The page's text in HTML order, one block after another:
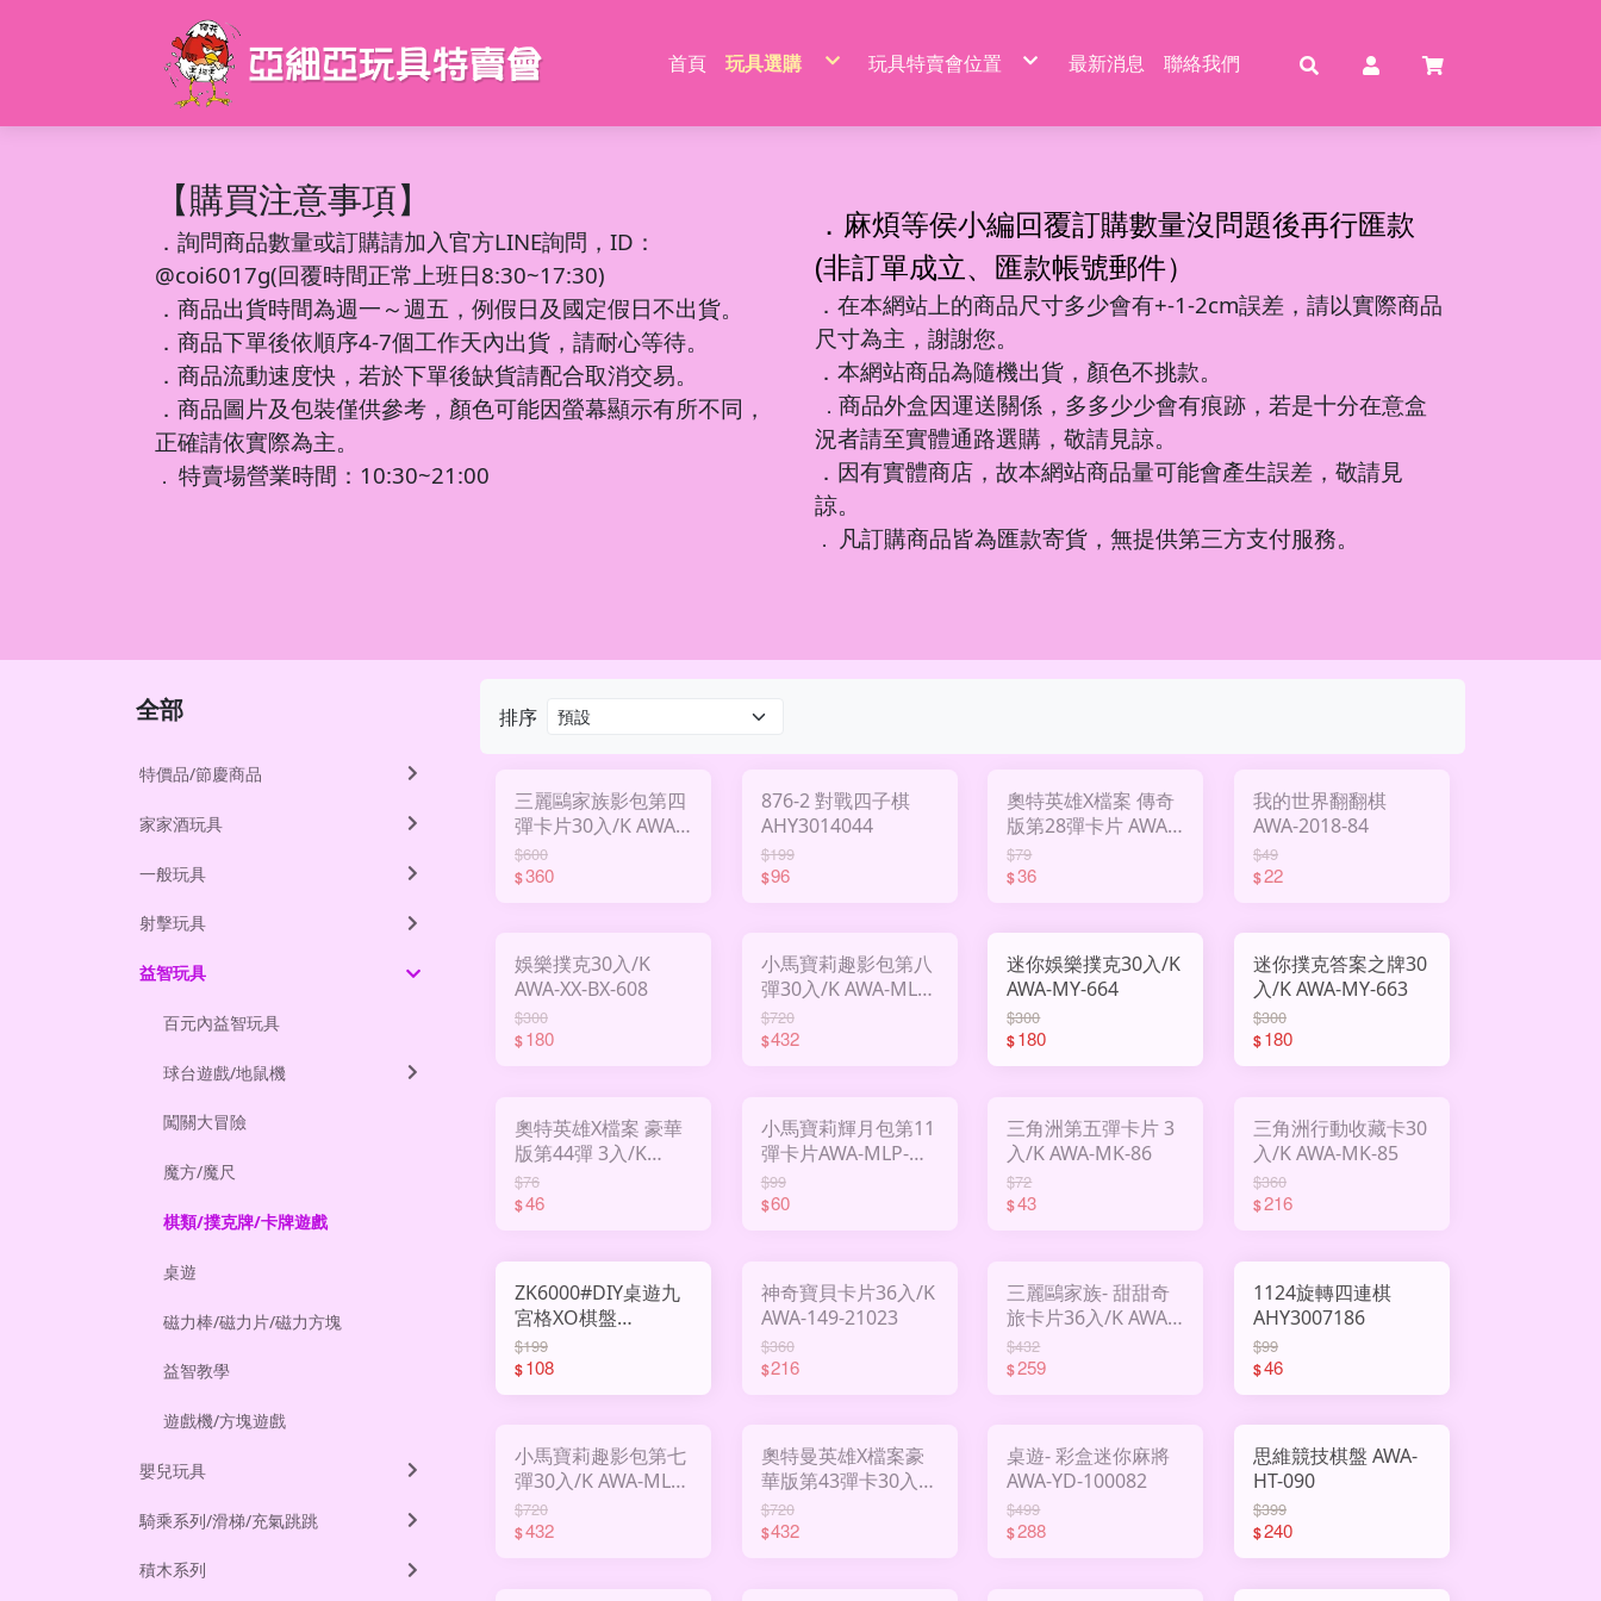
首頁 玩具選購
吊排/紙卡
包K/PVC袋
萬聖/聖誕
節慶商品
餐具/廚具/仿真食物
切切樂/仿真食物
餐具/廚具
收銀機/超市購物
森林家族
娃娃/芭比娃娃
梳妝/化妝/飾品
DIY飾品/配件/魔法棒
化妝台/梳妝台
清掃/衛浴玩具/家電
城堡/別墅/房屋
吹泡泡玩具
泡泡機
沙灘玩具
互動/戶外/運動類/對戰/競技
互動/戶外玩具
車/飛機玩具
消防系列
停車場/軌道車
多美小汽車
模型/合金車
釣釣樂/捏捏樂
迷你特工/恐龍特工/動畫
彩泥/史萊姆
帳篷/球/氣球
帳篷
彈力球/充氣球
音樂玩具
電話造型
恐龍系列
恐龍蛋
銅板價玩具
中華超人/布魯可/假面
驚喜盒/盲盒/洞洞樂/考古
認知模型
射擊玩具
軟彈槍
水槍
聲光槍
弓箭
水彈槍
飛鏢/鏢靶
百元內益智玩具
球台遊戲/地鼠機
魔方/魔尺
棋類/撲克牌/卡牌遊戲
桌遊
益智教學
遊戲機/方塊遊戲
多面遊戲盒
搖鈴/床鈴
學步車/搖椅
洗澡玩具
嬰兒學習用品
電動童車/摩托車
滑行車/助步車
三輪車/扭扭車
溜滑梯/充氣跳跳/搖搖馬
益智積木
軌道滾珠積木/螺絲釘積木
大顆粒主題積木
軍事/太空積木
陸軍
太空/星際積木
摩托車積木
警察/民航系列
主題積木
海盜/中古系列
泰迪/暴力/可愛熊
街景積木
日式街景植物造型
歷史/三國/水滸傳
積木桌/底板
文具用品類
學習用品
削筆器
修正系列
DIY勞作/手作
著色本/沙畫
貼紙/安靜書
咕卡/火漆/奶油膠
螢光筆/馬克筆
鉛筆/自動鉛筆
圓珠筆
紙類/本
線圈本
鎖本/密碼本
素描本/畫圖本
套裝組
遙控車
遙控動物/昆蟲
廚房用品
洗碗布/菜瓜布
風扇/電扇
泡澡球/沐浴球
鑰匙扣/掛件/擺件
玩具特賣會位置
台中南屯玩具批發特賣
最新消息 聯絡我們
【購買注意事項】
． 詢問商品數量或訂購請加入官方LINE詢問，ID：
@coi6017g(回覆時間正常上班日8:30~17:30)
．商品出貨時間為週一～週五，例假日及國定假日不出貨。
．商品下單後依順序4-7個工作天內出貨，請耐心等待。
．商品流動速度快，若於下單後缺貨請配合取消交易。
．商品圖片及包裝僅供參考，顏色可能因螢幕顯示有所不同，
正確請依實際為主。
． 特賣場營業時間：10:30~21:00
．麻煩等侯小編回覆訂購數量沒問題後再行匯款
(非訂單成立、匯款帳號郵件）
．在本網站上的商品尺寸多少會有+-1-2cm誤差，請以實際商品
尺寸為主，謝謝您。
．本網站商品為隨機出貨，顏色不挑款。
． 商品外盒因運送關係，多多少少會有痕跡，若是十分在意盒
況者請至實體通路選購，敬請見諒。
．因有實體商店，故本網站商品量可能會產生誤差，敬請見
諒。
． 凡訂購商品皆為匯款寄貨，無提供第三方支付服務。
排序
三麗鷗家族影包第四
彈卡片30入/K AWA-
SAN-QY04
$600
$360
876-2 對戰四子棋
AHY3014044
$199
$96
奧特英雄X檔案 傳奇
版第28彈卡片 AWA-
UTMSCF028
$79
$36
我的世界翻翻棋
AWA-2018-84
$49
$22
娛樂撲克30入/K
AWA-XX-BX-608
$300
$180
小馬寶莉趣影包第八
彈30入/K AWA-MLP-
QY008
$720
$432
迷你娛樂撲克30入/K
AWA-MY-664
$300
$180
迷你撲克答案之牌30
入/K AWA-MY-663
$300
$180
奧特英雄X檔案 豪華
版第44彈 3入/K
AWA-UTM-SC044
$76
$46
小馬寶莉輝月包第11
彈卡片AWA-MLP-
HY011
$99
$60
三角洲第五彈卡片 3
入/K AWA-MK-86
$72
$43
三角洲行動收藏卡30
入/K AWA-MK-85
$360
$216
ZK6000#DIY桌遊九
宮格XO棋盤
AHY3009439
$199
$108
神奇寶貝卡片36入/K
AWA-149-21023
$360
$216
三麗鷗家族- 甜甜奇
旅卡片36入/K AWA-
S2-C-01
$432
$259
1124旋轉四連棋
AHY3007186
$99
$46
小馬寶莉趣影包第七
彈30入/K AWA-MLP-
QY007
$720
$432
奧特曼英雄X檔案豪
華版第43彈卡30入/K
AWA-UTM-SC043
$720
$432
桌遊- 彩盒迷你麻將
AWA-YD-100082
$499
$288
思維競技棋盤 AWA-
HT-090
$399
$240
全部
特價品/節慶商品
家家酒玩具
一般玩具
射擊玩具
益智玩具
百元內益智玩具
球台遊戲/地鼠機
闖關大冒險
魔方/魔尺
棋類/撲克牌/卡牌遊戲
桌遊
磁力棒/磁力片/磁力方塊
益智教學
遊戲機/方塊遊戲
嬰兒玩具
騎乘系列/滑梯/充氣跳跳
積木系列